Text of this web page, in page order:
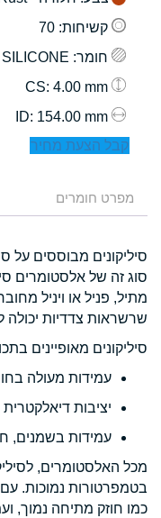
קשיחות: 70
חומר: SILICONE
: 4.00 mm
: 154.00 mm
קבל הצעת מחיר
מפרט חומרים
סיליקונים מבוססים על
סוג זה של אלסטומרים
מתיל, פניל או ויניל
שרשראות צדדיות יכולה
סיליקונים מאופיינים
עמידות מעולה
יציבות
עמידות בשמנים,
מכל האלסטומרים,
בטמפרטורות נמוכות.
כמו חוזק מתיחה נמוך,